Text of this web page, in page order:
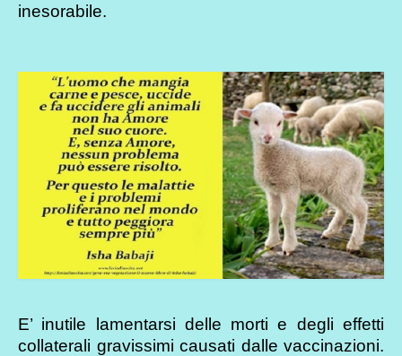
inesorabile.
E’ inutile lamentarsi delle morti e degli effetti
collaterali gravissimi causati dalle vaccinazioni.